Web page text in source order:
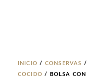
INICIO / CONSERVAS
COCIDO / BOLSA CON